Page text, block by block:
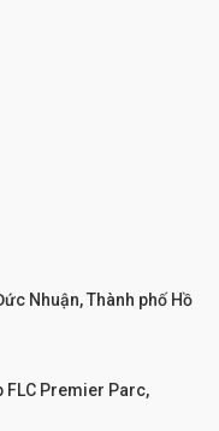
Nhuận, Thành phố Hồ
FLC Premier Parc,